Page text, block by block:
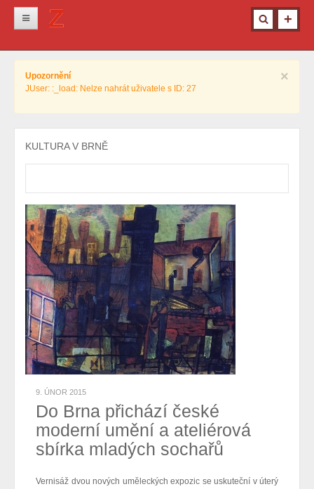
Krimi
Info z města
×
Upozornění
JUser: :_load: Nelze nahrát uživatele s ID: 27
KULTURA V BRNĚ
9. ÚNOR 2015
Do Brna přichází české
moderní umění a ateliérová
sbírka mladých sochařů
Vernisáž dvou nových uměleckých expozic se uskuteční v úterý